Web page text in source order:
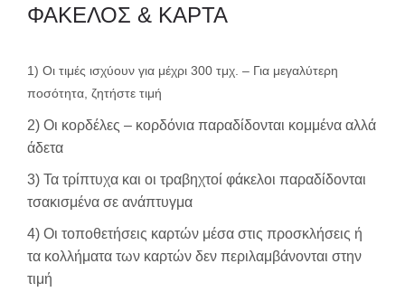
ΦΑΚΕΛΟΣ & ΚΑΡΤΑ
1) Οι τιμές ισχύουν για μέχρι 300 τμχ. – Για μεγαλύτερη
ποσότητα, ζητήστε τιμή
2) Οι κορδέλες – κορδόνια παραδίδονται κομμένα αλλά
άδετα
3) Τα τρίπτυχα και οι τραβηχτοί φάκελοι παραδίδονται
τσακισμένα σε ανάπτυγμα
4) Οι τοποθετήσεις καρτών μέσα στις προσκλήσεις ή
τα κολλήματα των καρτών δεν περιλαμβάνονται στην
τιμή